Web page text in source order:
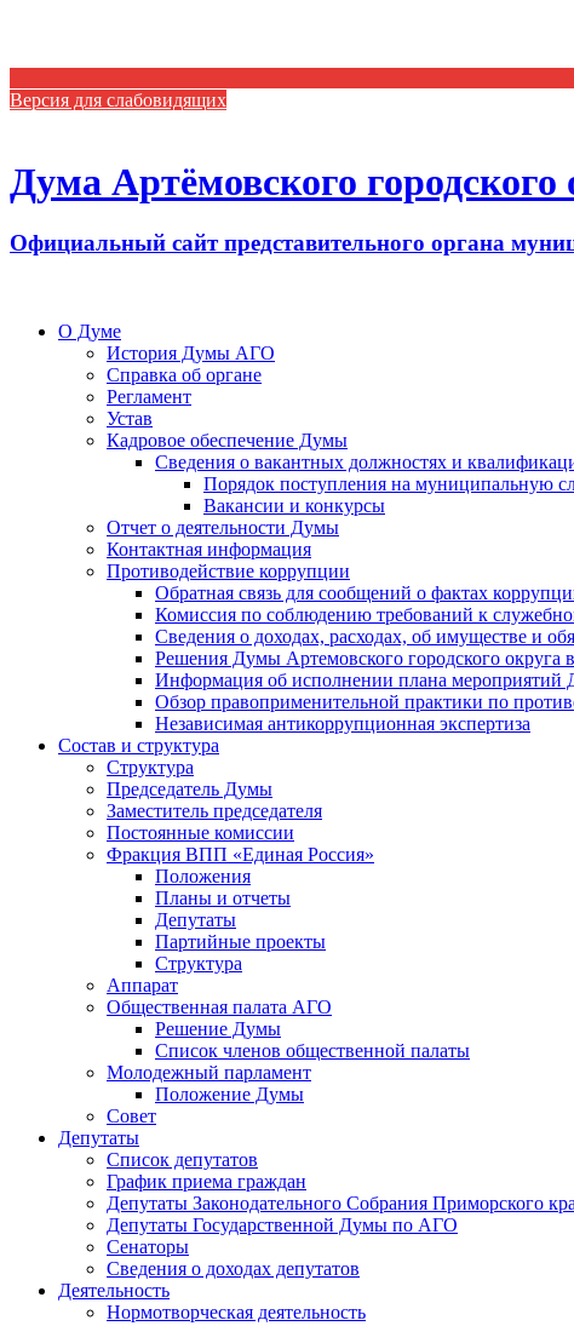
Версия для слабовидящих
Дума Артёмовского городского
Официальный сайт представительного органа
О Думе
История Думы АГО
Справка об органе
Регламент
Устав
Кадровое обеспечение Думы
Сведения о вакантных должностях и
Порядок поступления на муниципальную
Вакансии и конкурсы
Отчет о деятельности Думы
Контактная информация
Противодействие коррупции
Обратная связь для сообщений о фактах
Комиссия по соблюдению требований к
Сведения о доходах, расходах, об имуществе и
Решения Думы Артемовского городского округа
Информация об исполнении плана мероприятий
Обзор правоприменительной практики по
Независимая антикоррупционная экспертиза
Состав и структура
Структура
Председатель Думы
Заместитель председателя
Постоянные комиссии
Фракция ВПП «Единая Россия»
Положения
Планы и отчеты
Депутаты
Партийные проекты
Структура
Аппарат
Общественная палата АГО
Решение Думы
Список членов общественной палаты
Молодежный парламент
Положение Думы
Совет
Депутаты
Список депутатов
График приема граждан
Депутаты Законодательного Собрания Приморского
Депутаты Государственной Думы по АГО
Сенаторы
Сведения о доходах депутатов
Деятельность
Нормотворческая деятельность